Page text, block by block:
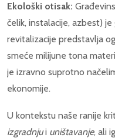
Ekološki otisak:
čelik, instalacije, azbest)
revitalizacije predstavlja
smeće milijune tona
je izravno suprotno
ekonomije.
U kontekstu naše ranije
izgradnjui uništavanje, ali